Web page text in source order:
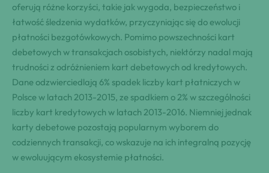
oferują różne korzyści, takie jak wygoda, bezpieczeństwo i
łatwość śledzenia wydatków, przyczyniając się do ewolucji
płatności bezgotówkowych. Pomimo powszechności kart
debetowych w transakcjach osobistych, niektórzy nadal mają
trudności z odróżnieniem kart debetowych od kredytowych.
Dane odzwierciedlają 6% spadek liczby kart płatniczych w
Polsce w latach 2013-2015, ze spadkiem o 2% w szczególności
liczby kart kredytowych w latach 2013-2016. Niemniej jednak
karty debetowe pozostają popularnym wyborem do
codziennych transakcji, co wskazuje na ich integralną pozycję
w ewoluującym ekosystemie płatności.